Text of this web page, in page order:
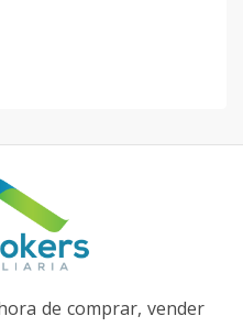
de comprar, vender